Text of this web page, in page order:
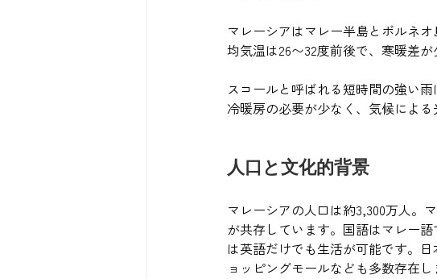
マレーシアはマレー半島とボルネ
均気温は26〜32度前後で、寒暖差
スコールと呼ばれる短時間の強い
冷暖房の必要が少なく、気候によ
人口と文化的背景
マレーシアの人口は約3,300万人。
が共存しています。国語はマレー語
は英語だけでも生活が可能です。
ョッピングモールなども多数存在し